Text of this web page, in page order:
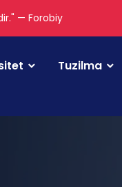
— Forobiy
Tuzilma